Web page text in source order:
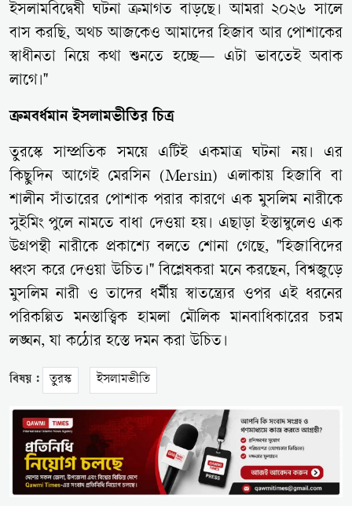
ইসলামবিদ্বেষী ঘটনা ক্রমাগত বাড়ছে। আমরা ২০২৬ সালে
বাস করছি, অথচ আজকেও আমাদের হিজাব আর পোশাকের
স্বাধীনতা নিয়ে কথা শুনতে হচ্ছে— এটা ভাবতেই অবাক
লাগে।"
ক্রমবর্ধমান ইসলামভীতির চিত্র
তুরস্কে সাম্প্রতিক সময়ে এটিই একমাত্র ঘটনা নয়। এর
কিছুদিন আগেই মেরসিন (Mersin) এলাকায় হিজাবি বা
শালীন সাঁতারের পোশাক পরার কারণে এক মুসলিম নারীকে
সুইমিং পুলে নামতে বাধা দেওয়া হয়। এছাড়া ইস্তাম্বুলেও এক
উগ্রপন্থী নারীকে প্রকাশ্যে বলতে শোনা গেছে, "হিজাবিদের
ধ্বংস করে দেওয়া উচিত।" বিশ্লেষকরা মনে করছেন, বিশ্বজুড়ে
মুসলিম নারী ও তাদের ধর্মীয় স্বাতন্ত্র্যের ওপর এই ধরনের
পরিকল্পিত মনস্তাত্ত্বিক হামলা মৌলিক মানবাধিকারের চরম
লঙ্ঘন, যা কঠোর হস্তে দমন করা উচিত।
বিষয় : তুরস্ক ইসলামভীতি